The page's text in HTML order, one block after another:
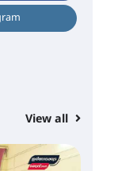
View all
കെ